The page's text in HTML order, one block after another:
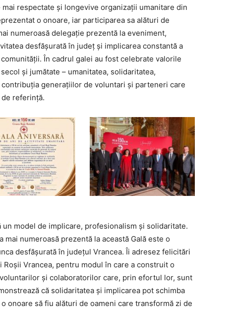
respectate și longevive organizații umanitare din
o onoare, iar participarea sa alături de
numeroasă delegație prezentă la eveniment,
desfășurată în județ și implicarea constantă a
În cadrul galei au fost celebrate valorile
și jumătate – umanitatea, solidaritatea,
generațiilor de voluntari și parteneri care
referință.
model de implicare, profesionalism și solidaritate.
numeroasă prezentă la această Gală este o
desfășurată în județul Vrancea. Îi adresez felicitări
Vrancea, pentru modul în care a construit o
și colaboratorilor care, prin efortul lor, sunt
că solidaritatea și implicarea pot schimba
onoare să fiu alături de oameni care transformă zi de